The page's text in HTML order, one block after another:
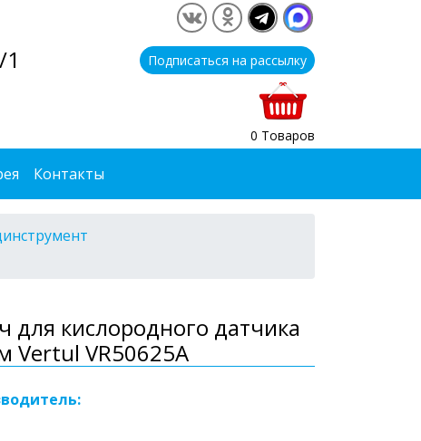
Подписаться на рассылку
0 Товаров
Контакты
для кислородного датчика
Vertul VR50625A